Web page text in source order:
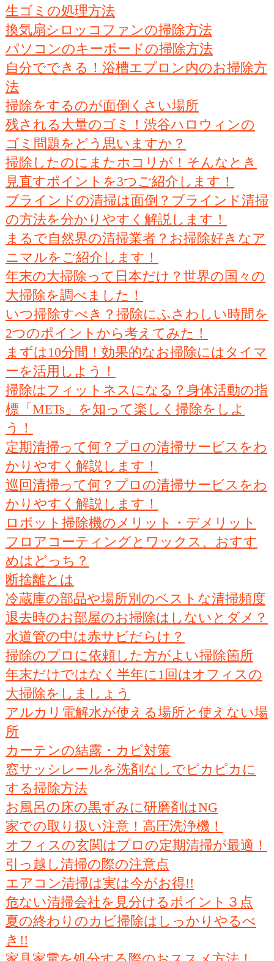
生ゴミの処理方法
換気扇シロッコファンの掃除方法
パソコンのキーボードの掃除方法
自分でできる！浴槽エプロン内のお掃除方
法
掃除をするのが面倒くさい場所
残される大量のゴミ！渋谷ハロウィンの
ゴミ問題をどう思いますか？
掃除したのにまたホコリが！そんなとき
見直すポイントを3つご紹介します！
ブラインドの清掃は面倒？ブラインド清掃
の方法を分かりやすく解説します！
まるで自然界の清掃業者？お掃除好きなア
ニマルをご紹介します！
年末の大掃除って日本だけ？世界の国々の
大掃除を調べました！
いつ掃除すべき？掃除にふさわしい時間を
2つのポイントから考えてみた！
まずは10分間！効果的なお掃除にはタイマ
ーを活用しよう！
掃除はフィットネスになる？身体活動の指
標「METs」を知って楽しく掃除をしよ
う！
定期清掃って何？プロの清掃サービスをわ
かりやすく解説します！
巡回清掃って何？プロの清掃サービスをわ
かりやすく解説します！
ロボット掃除機のメリット・デメリット
フロアコーティングとワックス、おすす
めはどっち？
断捨離とは
冷蔵庫の部品や場所別のベストな清掃頻度
退去時のお部屋のお掃除はしないとダメ？
水道管の中は赤サビだらけ？
掃除のプロに依頼した方がよい掃除箇所
年末だけではなく半年に1回はオフィスの
大掃除をしましょう
アルカリ電解水が使える場所と使えない場
所
カーテンの結露・カビ対策
窓サッシレールを洗剤なしでピカピカに
する掃除方法
お風呂の床の黒ずみに研磨剤はNG
家での取り扱い注意！高圧洗浄機！
オフィスの玄関はプロの定期清掃が最適！
引っ越し清掃の際の注意点
エアコン清掃は実は今がお得!!
危ない清掃会社を見分けるポイント３点
夏の終わりのカビ掃除はしっかりやるべ
き!!